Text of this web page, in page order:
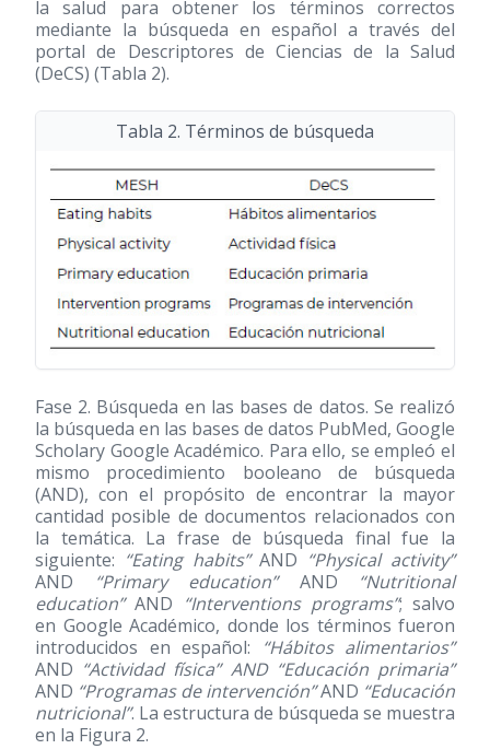
la salud para obtener los términos correctos
mediante la búsqueda en español a través del
portal de Descriptores de Ciencias de la Salud
(DeCS) (Tabla 2).
Tabla 2. Términos de búsqueda
Fase 2. Búsqueda en las bases de datos. Se realizó
la búsqueda en las bases de datos PubMed, Google
Scholary Google Académico. Para ello, se empleó el
mismo procedimiento booleano de búsqueda
(AND), con el propósito de encontrar la mayor
cantidad posible de documentos relacionados con
la temática. La frase de búsqueda final fue la
siguiente: “Eating habits”AND “Physical activity”
AND
“Primary education”AND “Nutritional
education”AND “Interventions programs”; salvo
en Google Académico, donde los términos fueron
introducidos en español:
“Hábitos alimentarios”
AND “Actividad física” AND “Educación primaria”
AND “Programas de intervención”AND “Educación
nutricional”. La estructura de búsqueda se muestra
en la Figura 2.